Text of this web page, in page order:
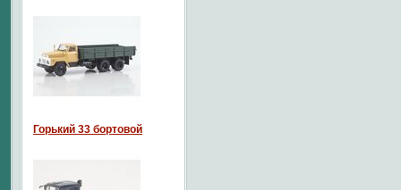
Горький 33 бортовой